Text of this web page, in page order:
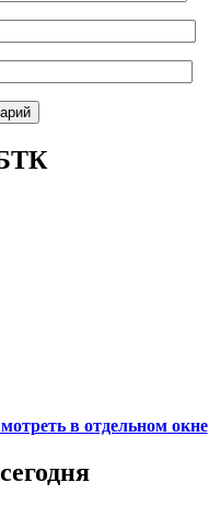
в отдельном окне